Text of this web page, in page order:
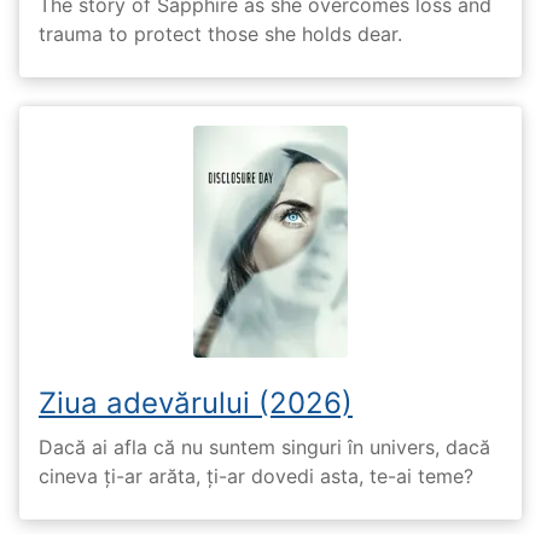
The story of Sapphire as she overcomes loss and
trauma to protect those she holds dear.
Ziua adevărului (2026)
Dacă ai afla că nu suntem singuri în univers, dacă
cineva ți-ar arăta, ți-ar dovedi asta, te-ai teme?